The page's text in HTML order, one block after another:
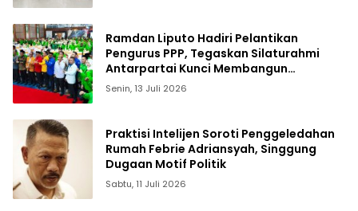
Ramdan Liputo Hadiri Pelantikan
Pengurus PPP, Tegaskan Silaturahmi
Antarpartai Kunci Membangun
Gorontalo
Senin, 13 Juli 2026
Praktisi Intelijen Soroti Penggeledahan
Rumah Febrie Adriansyah, Singgung
Dugaan Motif Politik
Sabtu, 11 Juli 2026